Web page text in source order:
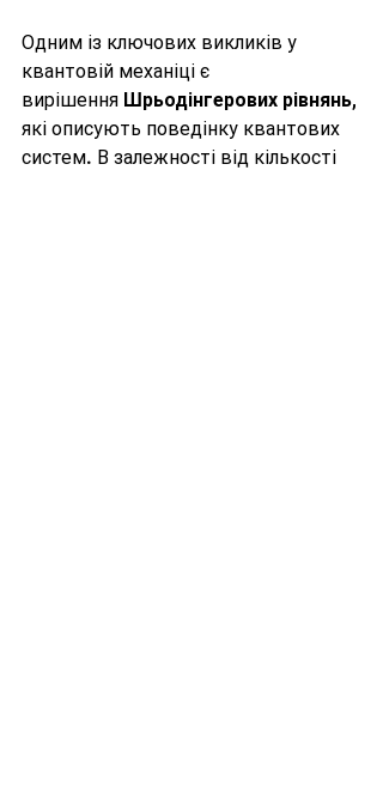
Одним із ключових викликів у
квантовій механіці є
вирішення Шрьодінгерових рівнянь,
які описують поведінку квантових
систем. В залежності від кількості